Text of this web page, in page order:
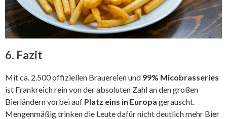
6. Fazit
Mit ca. 2.500 offiziellen Brauereien und 99% Micobrasseries
ist Frankreich rein von der absoluten Zahl an den großen
Bierländern vorbei auf Platz eins in Europa gerauscht.
Mengenmäßig trinken die Leute dafür nicht deutlich mehr Bier